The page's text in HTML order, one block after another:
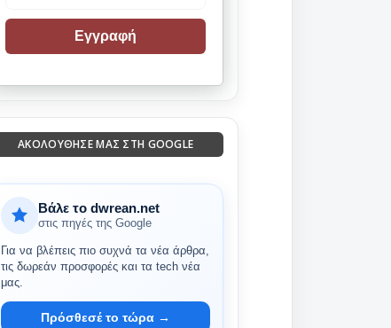
Εγγραφή
ΑΚΟΛΟΎΘΗΣΈ ΜΑΣ ΣΤΗ GOOGLE
Βάλε το dwrean.net
στις πηγές της Google
Για να βλέπεις πιο συχνά τα νέα άρθρα,
τις δωρεάν προσφορές και τα tech νέα
μας.
Πρόσθεσέ το τώρα →